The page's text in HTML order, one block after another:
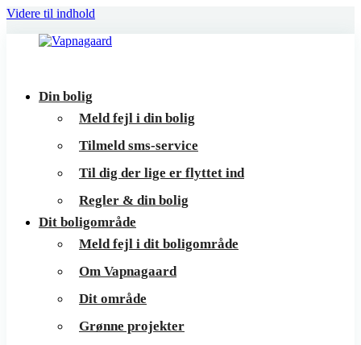
Videre til indhold
Vapnagaard
BoligerDin bolig
Meld fejl i din bolig
Tilmeld sms-service
Til dig der lige er flyttet ind
Regler & din bolig
Dit boligområde
Meld fejl i dit boligområde
Om Vapnagaard
Dit område
Grønne projekter